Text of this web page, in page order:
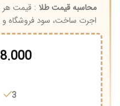
محاسبه قیمت طلا : قیمت
اجرت ساخت، سود فروشگاه و
3 عدد در انبار